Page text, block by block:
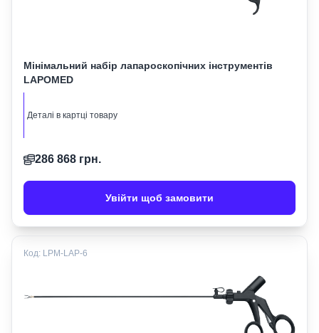
Мінімальний набір лапароскопічних інструментів
LAPOMED
Деталі в картці товару
286 868 грн.
Увійти щоб замовити
Код: LPM-LAP-6